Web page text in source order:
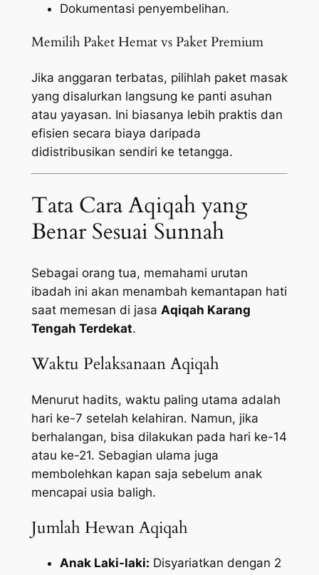
Dokumentasi penyembelihan.
Memilih Paket Hemat vs Paket Premium
Jika anggaran terbatas, pilihlah paket masak
yang disalurkan langsung ke panti asuhan
atau yayasan. Ini biasanya lebih praktis dan
efisien secara biaya daripada
didistribusikan sendiri ke tetangga.
Tata Cara Aqiqah yang
Benar Sesuai Sunnah
Sebagai orang tua, memahami urutan
ibadah ini akan menambah kemantapan hati
saat memesan di jasa Aqiqah Karang
Tengah Terdekat.
Waktu Pelaksanaan Aqiqah
Menurut hadits, waktu paling utama adalah
hari ke-7 setelah kelahiran. Namun, jika
berhalangan, bisa dilakukan pada hari ke-14
atau ke-21. Sebagian ulama juga
membolehkan kapan saja sebelum anak
mencapai usia baligh.
Jumlah Hewan Aqiqah
Anak Laki-laki: Disyariatkan dengan 2